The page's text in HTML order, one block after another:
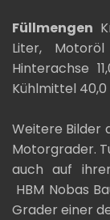
Füllmengen
Liter,
Hinterachse
Kühlmittel 40,0
Weitere Bilder
Motorgrader.
auch auf
HBM Nobas
Grader einer